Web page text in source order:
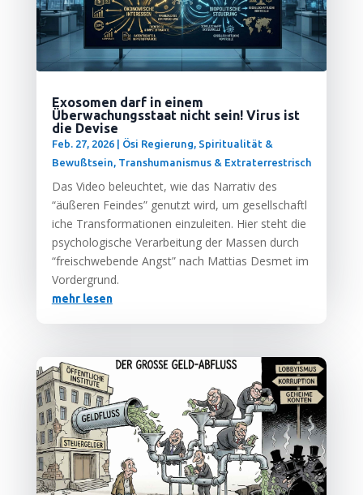
Exosomen darf in einem
Überwachungsstaat nicht sein! Virus ist
die Devise
Feb. 27, 2026| Ösi Regierung Spiritualität &
Bewußtsein Transhumanismus & Extraterrestrisch
Das Video beleuch­tet, wie das Nar­ra­tiv des
“äuße­ren Fein­des” genutzt wird, um gesell­schaft­l
i­che Trans­for­ma­tio­nen ein­zu­lei­ten. Hier steht die
psy­cho­lo­gi­sche Ver­ar­bei­tung der Mas­sen durch
“frei­schwe­ben­de Angst” nach Mat­ti­as Des­met im
Vordergrund.
mehr lesen